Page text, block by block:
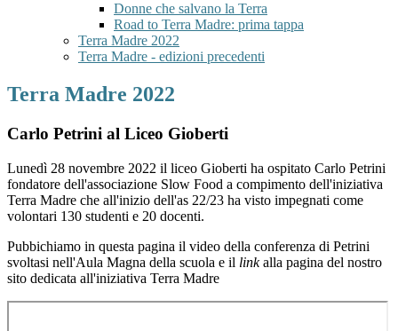
Donne che salvano la Terra
Road to Terra Madre: prima tappa
Terra Madre 2022
Terra Madre - edizioni precedenti
Terra Madre 2022
Carlo Petrini al Liceo Gioberti
Lunedì 28 novembre 2022 il liceo Gioberti ha ospitato Carlo Petrini
fondatore dell'associazione Slow Food a compimento dell'iniziativa
Terra Madre che all'inizio dell'as 22/23 ha visto impegnati come
volontari 130 studenti e 20 docenti.
Pubbichiamo in questa pagina il video della conferenza di Petrini
svoltasi nell'Aula Magna della scuola e il linkalla pagina del nostro
sito dedicata all'iniziativa Terra Madre